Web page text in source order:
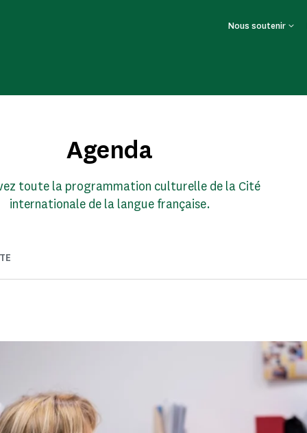
Nous soutenir
Agenda
toute la programmation culturelle de la Cité
internationale de la langue française.